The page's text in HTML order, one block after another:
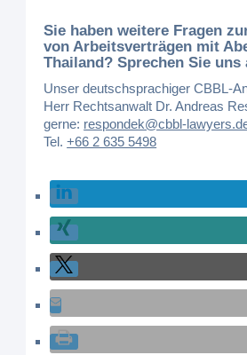
Sie haben weitere Fragen
von Arbeitsverträgen mit
Thailand? Sprechen Sie uns
Unser deutschsprachiger CBBL-
Herr Rechtsanwalt Dr. Andreas
gerne: respondek@cbbl-
Tel.+66 2 635 5498